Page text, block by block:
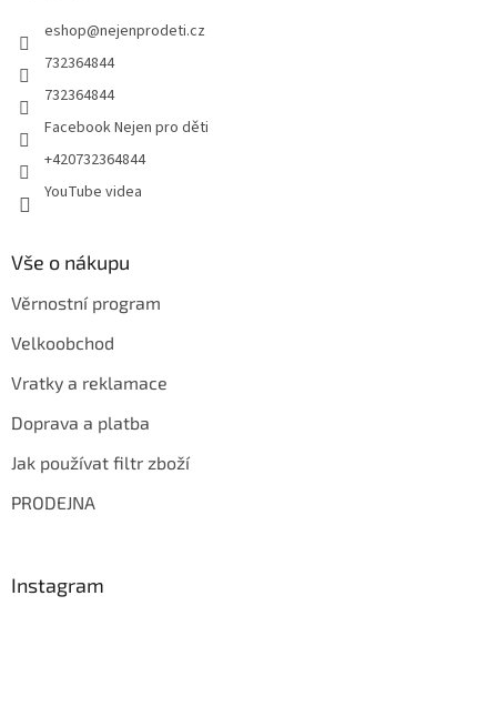
eshop@nejenprodeti.cz
732364844
732364844
Facebook Nejen pro děti
+420732364844
YouTube videa
Vše o nákupu
Věrnostní program
Velkoobchod
Vratky a reklamace
Doprava a platba
Jak používat filtr zboží
PRODEJNA
Instagram